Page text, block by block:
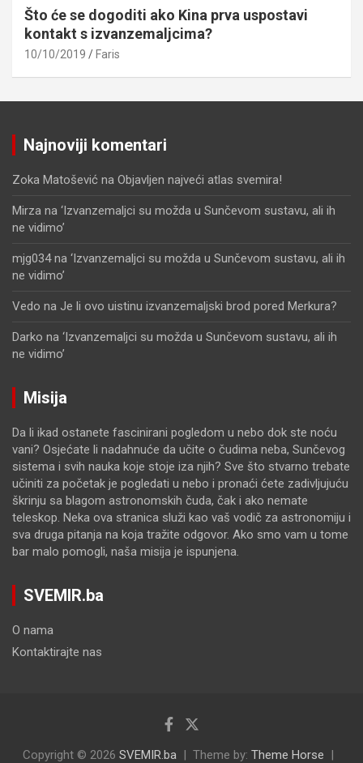
Što će se dogoditi ako Kina prva uspostavi
kontakt s izvanzemaljcima?
10/10/2019 Faris
Najnoviji komentari
Zoka Matošević na Objavljen najveći atlas svemira!
Mirza na ‘Izvanzemaljci su možda u Sunčevom sustavu, ali ih
ne vidimo’
mjg034na ‘Izvanzemaljci su možda u Sunčevom sustavu, ali ih
ne vidimo’
Vedo na Je li ovo uistinu izvanzemaljski brod pored Merkura?
Darko na ‘Izvanzemaljci su možda u Sunčevom sustavu, ali ih
ne vidimo’
Misija
Da li ikad ostanete fascinirani pogledom u nebo dok ste noću
vani? Osjećate li nadahnuće da učite o čudima neba, Sunčevog
sistema i svih nauka koje stoje iza njih? Sve što stvarno trebate
učiniti za početak je pogledati u nebo i pronaći ćete zadivljujuću
škrinju sa blagom astronomskih čuda, čak i ako nemate
teleskop. Neka ova stranica služi kao vaš vodič za astronomiju i
sva druga pitanja na koja tražite odgovor. Ako smo vam u tome
bar malo pomogli, naša misija je ispunjena.
SVEMIR.ba
O nama
Kontaktirajte nas
Copyright © 2026 SVEMIR.ba Theme by: Theme Horse